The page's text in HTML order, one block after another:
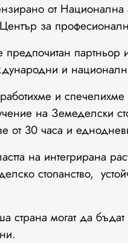
от
за
партньор
и
и
на Земеделски
от 30 часа и
на интегрирана
стопанство,
могат да